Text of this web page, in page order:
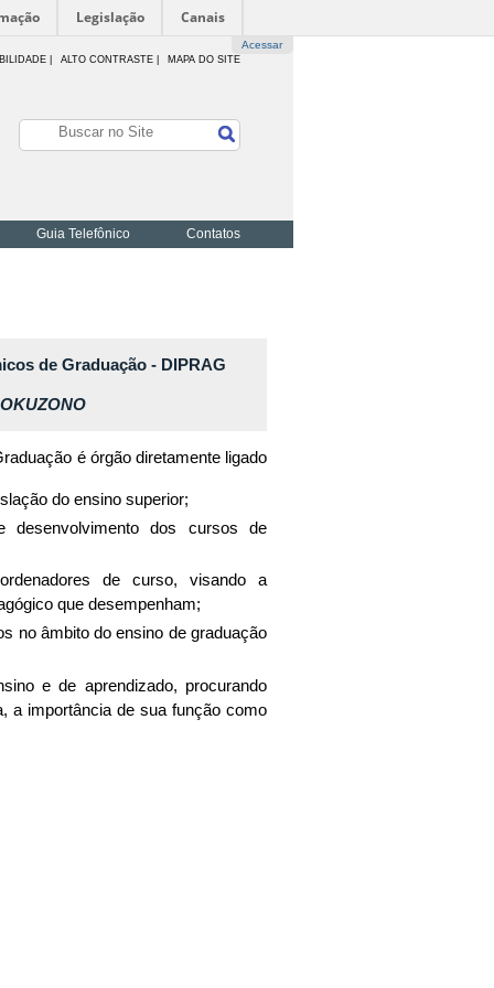
Legislação Canais
Acessar
ALTO CONTRASTE | MAPA DO SITE
Guia Telefônico Contatos
de Graduação - DIPRAG
é órgão diretamente ligado
do ensino superior;
desenvolvimento dos cursos de
de curso, visando a
que desempenham;
no âmbito do ensino de graduação
e de aprendizado, procurando
a importância de sua função como